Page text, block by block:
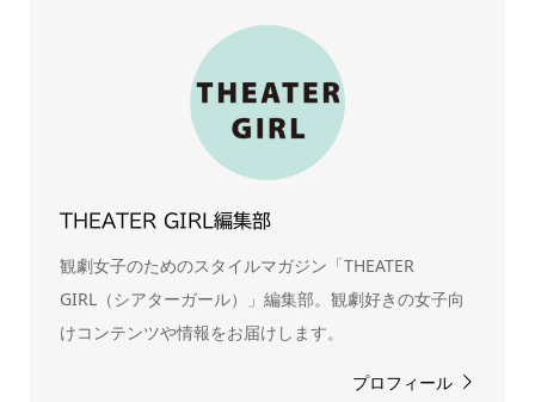
THEATER GIRL編集部
観劇女子のためのスタイルマガジン「THEATER
GIRL（シアターガール）」編集部。観劇好きの女子向
けコンテンツや情報をお届けします。
プロフィール